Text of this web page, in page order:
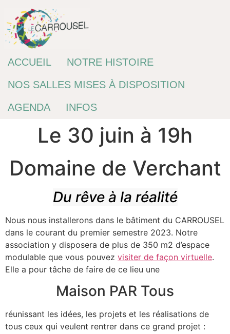
contenu
ACCUEIL
NOTRE HISTOIRE
NOS SALLES MISES À DISPOSITION
AGENDA
INFOS
Le 30 juin à 19h
Domaine de Verchant
Du rêve à la réalité
Nous nous installerons dans le bâtiment du CARROUSEL
dans le courant du premier semestre 2023. Notre
association y disposera de plus de 350 m2 d’espace
modulable que vous pouvez visiter de façon virtuelle.
Elle a pour tâche de faire de ce lieu une
Maison PAR Tous
réunissant les idées, les projets et les réalisations de
tous ceux qui veulent rentrer dans ce grand projet :